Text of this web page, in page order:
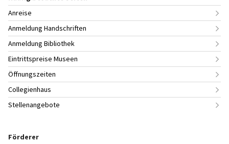
Anreise
Anmeldung Handschriften
Anmeldung Bibliothek
Eintrittspreise Museen
Öffnungszeiten
Collegienhaus
Stellenangebote
Förderer